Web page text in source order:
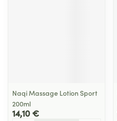
Naqi Massage Lotion Sport
200ml
14,10 €